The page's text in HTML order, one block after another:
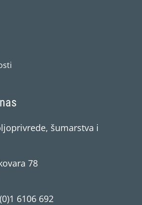
šumarstva i
78
6106 692